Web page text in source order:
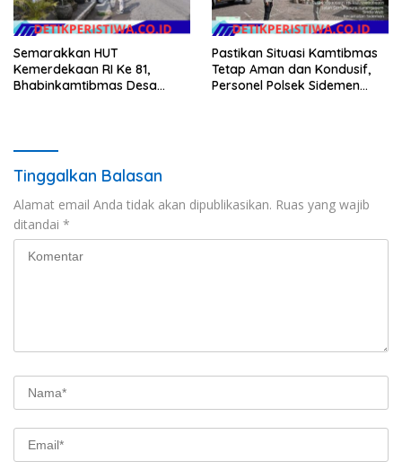
Semarakkan HUT
Kemerdekaan RI Ke 81,
Bhabinkamtibmas Desa
Pastikan Situasi Kamtibmas
Tetap Aman dan Kondusif,
Personel Polsek Sidemen
Tinggalkan Balasan
Alamat email Anda tidak akan dipublikasikan. Ruas yang wajib
ditandai *